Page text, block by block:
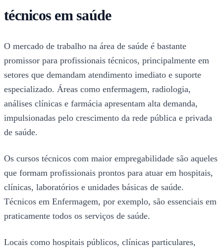
técnicos em saúde
O mercado de trabalho na área de saúde é bastante
promissor para profissionais técnicos, principalmente em
setores que demandam atendimento imediato e suporte
especializado. Áreas como enfermagem, radiologia,
análises clínicas e farmácia apresentam alta demanda,
impulsionadas pelo crescimento da rede pública e privada
de saúde.
Os cursos técnicos com maior empregabilidade são aqueles
que formam profissionais prontos para atuar em hospitais,
clínicas, laboratórios e unidades básicas de saúde.
Técnicos em Enfermagem, por exemplo, são essenciais em
praticamente todos os serviços de saúde.
Locais como hospitais públicos, clínicas particulares,